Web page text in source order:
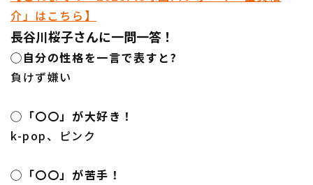
介」はこちら】
長谷川桜子さんに一問一答！
◯自分の性格を一言で表すと?
負けず嫌い
◯「〇〇」が大好き！
k-pop、ピンク
◯「〇〇」が苦手！